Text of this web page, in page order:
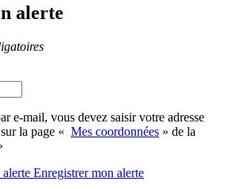
alerte
e-mail, vous devez saisir votre adresse
la page « Mes coordonnées » de la
Enregistrermon alerte